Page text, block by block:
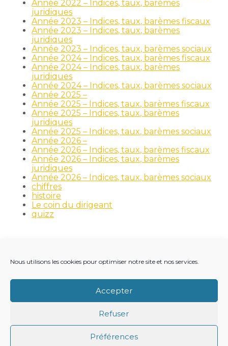
Nous utilisons les cookies pour optimiser notre site et nos services.
Accepter
Refuser
Préférences
Année 2022 – Indices, taux, barèmes
juridiques
Année 2023 – Indices, taux, barèmes fiscaux
Année 2023 – Indices, taux, barèmes
juridiques
Année 2023 – Indices, taux, barèmes sociaux
Année 2024 – Indices, taux, barèmes fiscaux
Année 2024 – Indices, taux, barèmes
juridiques
Année 2024 – Indices, taux, barèmes sociaux
Année 2025 –
Année 2025 – Indices, taux, barèmes fiscaux
Année 2025 – Indices, taux, barèmes
juridiques
Année 2025 – Indices, taux, barèmes sociaux
Année 2026 –
Année 2026 – Indices, taux, barèmes fiscaux
Année 2026 – Indices, taux, barèmes
juridiques
Année 2026 – Indices, taux, barèmes sociaux
chiffres
histoire
Le coin du dirigeant
quizz
Principale
RECRUTEMENT
NOTRE ACTUALITÉ
VIE DU CABINET
CONTACT
MENTIONS LÉGALES